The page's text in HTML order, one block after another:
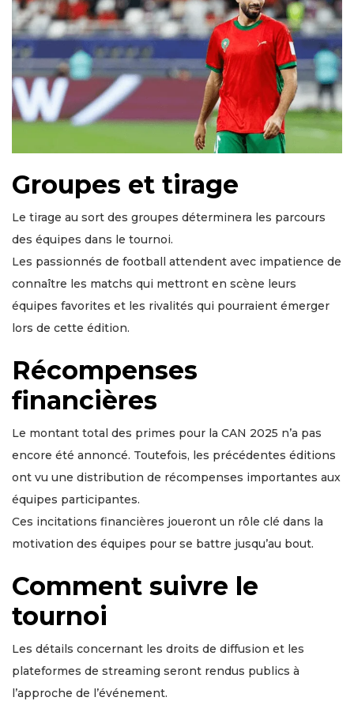
Groupes et tirage
Le tirage au sort des groupes déterminera les parcours
des équipes dans le tournoi.
Les passionnés de football attendent avec impatience de
connaître les matchs qui mettront en scène leurs
équipes favorites et les rivalités qui pourraient émerger
lors de cette édition.
Récompenses
financières
Le montant total des primes pour la CAN 2025 n’a pas
encore été annoncé. Toutefois, les précédentes éditions
ont vu une distribution de récompenses importantes aux
équipes participantes.
Ces incitations financières joueront un rôle clé dans la
motivation des équipes pour se battre jusqu’au bout.
Comment suivre le
tournoi
Les détails concernant les droits de diffusion et les
plateformes de streaming seront rendus publics à
l’approche de l’événement.